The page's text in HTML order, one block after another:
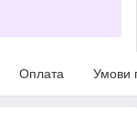
Оплата Умови